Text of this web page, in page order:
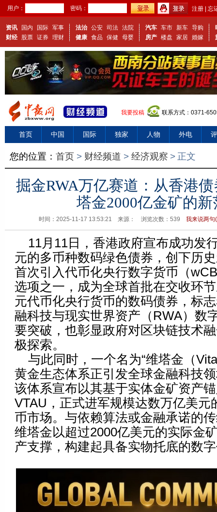
用户： 密码： 注册 忘
资讯 国内 国际 军事
财经
股票 证券 理财
法治 公安 司法 法院
健康 食品 保健 母婴
汽车 车市 新车 导购
房产 楼盘 家居 婚嫁
我要投稿 联系方式：0371-
首页 中国 国际 独家 人物 外电
视频
您的位置： 首页 > 财经频道 > 经济观察 > 正文
掘金RWA万亿赛道：从香港
塔金2000亿金矿的新
时间：2025-11-17 13:53:21 来源： 浏览次数： 539 我来说两句(
11月11日，香港政府宣布成功发
元的多币种数码绿色债券，创下历
首次引入代币化央行数字货币（
选项之一，成为全球首批在交收环
元代币化央行货币的数码债券，标
融科技与现实世界资产（RWA）数
要突破，也彰显政府对区块链技术
极探索。
与此同时，一个名为“维塔金（
黄金生态体系正引发全球金融科技
该体系宣布以其基于实体金矿资产
VTAU，正式进军规模达数万亿美元
币市场。与依赖算法或金融承诺的
维塔金以超过2000亿美元的实际金
产支撑，构建起具备实物托底的数